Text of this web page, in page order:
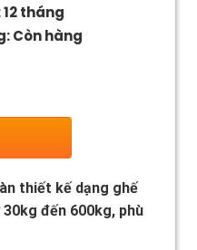
12 tháng
Còn hàng
thiết kế dạng ghế
đến 600kg, phù